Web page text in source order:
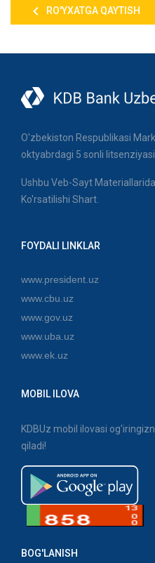
RO'YXATGA QAYTISH
O'zbekiston Respublikasi
oktyabrdagi 5 sonli litsenziyasi.
Ushbu Veb-Sayt
Ko'rsatilishi Shart.
FOYDALI LINKLAR
www.president.uz
www.cbu.uz
www.gov.uz
www.uba.uz
www.ek.uz
MOBIL ILOVA
KDBUz mobil ilovasi
qiladi!
BOG'LANISH